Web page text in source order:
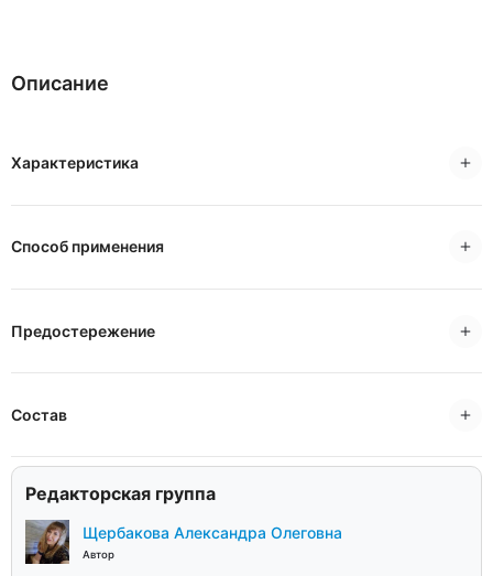
Описание
Характеристика
Способ применения
Предостережение
Состав
Редакторская группа
Щербакова Александра Олеговна
Автор